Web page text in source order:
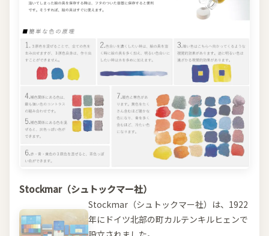
Stockmar（シュトックマー社）
Stockmar（シュトックマー社）は、1922
年にドイツ北部の町カルテンキルヒェンで